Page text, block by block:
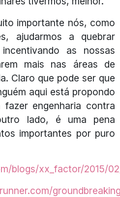
importante nós, como
ajudarmos a quebrar
as nossas
mais nas áreas de
Claro que pode ser que
aqui está propondo
engenharia contra
lado, é uma pena
importantes por puro
blogs/xx_factor/2015/